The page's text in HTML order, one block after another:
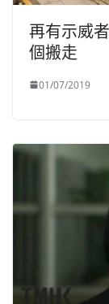
再有示威
個搬走
01/07/2019